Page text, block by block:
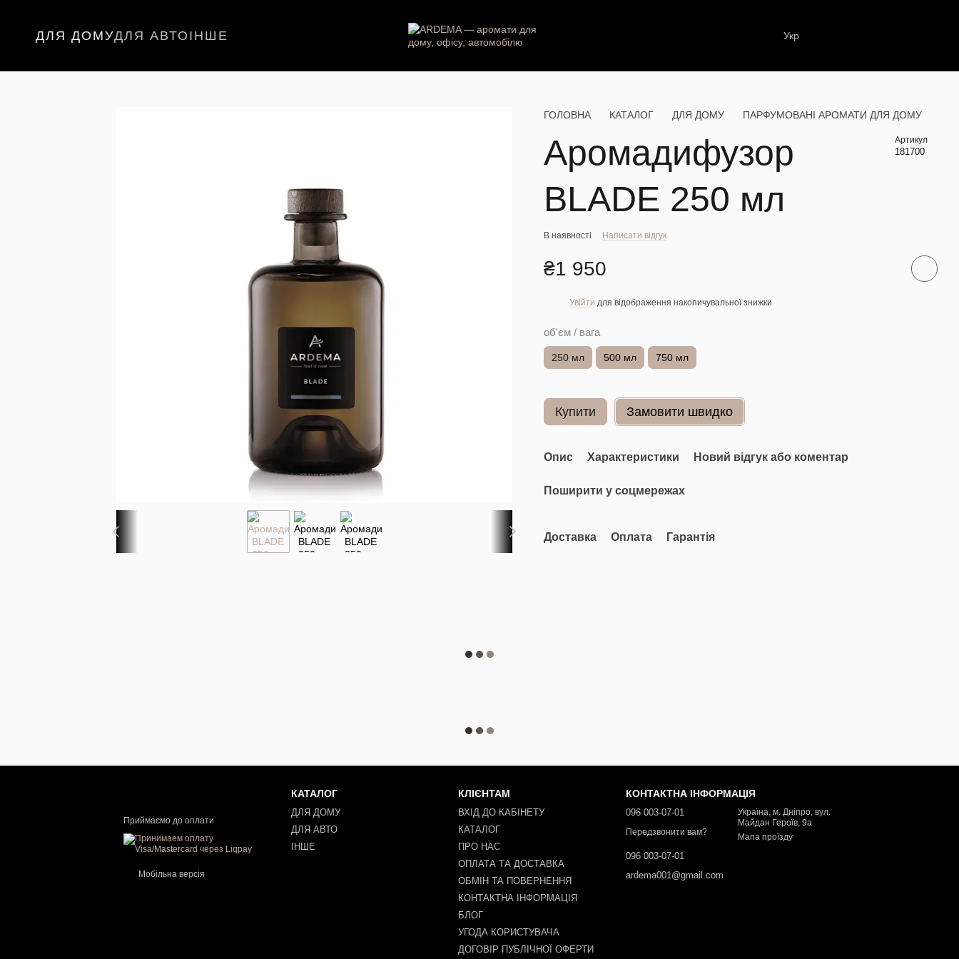
ДЛЯ ДОМУДЛЯ АВТО ІНШЕ Укр
ГОЛОВНА КАТАЛОГ ДЛЯ ДОМУ ПАРФУМОВАНІ АРОМАТИ ДЛЯ ДОМУ
Аромадифузор
BLADE 250 мл
Артикул
181700
В наявності Написати відгук
₴1 950
Увійти для відображення накопичувальної знижки
об'єм / вага
250 мл 500 мл 750 мл
Купити Замовити швидко
Опис Характеристики Новий відгук або коментар
Поширити у соцмережах
Доставка Оплата Гарантія
Приймаємо до оплати
Мобільна версія
КАТАЛОГ
ДЛЯ ДОМУ
ДЛЯ АВТО
ІНШЕ
КЛІЄНТАМ
ВХІД ДО КАБІНЕТУ
КАТАЛОГ
ПРО НАС
ОПЛАТА ТА ДОСТАВКА
ОБМІН ТА ПОВЕРНЕННЯ
КОНТАКТНА ІНФОРМАЦІЯ
БЛОГ
УГОДА КОРИСТУВАЧА
ДОГОВІР ПУБЛІЧНОЇ ОФЕРТИ
КОНТАКТНА ІНФОРМАЦІЯ
096 003-07-01
Передзвонити вам?
096 003-07-01
ardema001@gmail.com
Україна, м. Дніпро, вул.
Майдан Героїв, 9а
Мапа проїзду